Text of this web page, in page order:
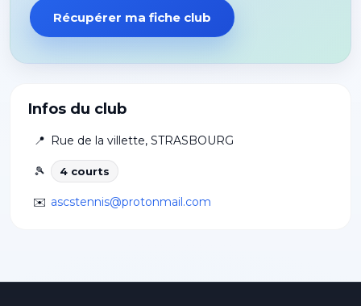
Infos du club
📍 Rue de la villette, STRASBOURG
🎾 4 courts
✉️ ascstennis@protonmail.com
Récupérer ma fiche club